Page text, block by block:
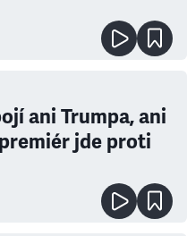
ani Trumpa, ani
jde proti